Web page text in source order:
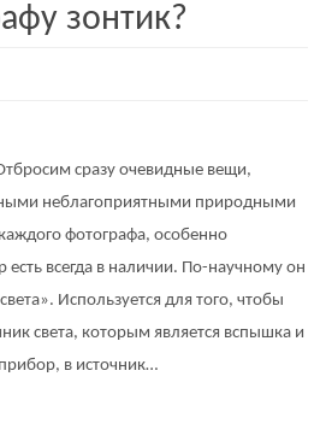
зонтик?
сразу очевидные вещи,
неблагоприятными природными
фотографа, особенно
есть всегда в наличии. По-научному он
Используется для того, чтобы
света, которым является вспышка и
в источник…